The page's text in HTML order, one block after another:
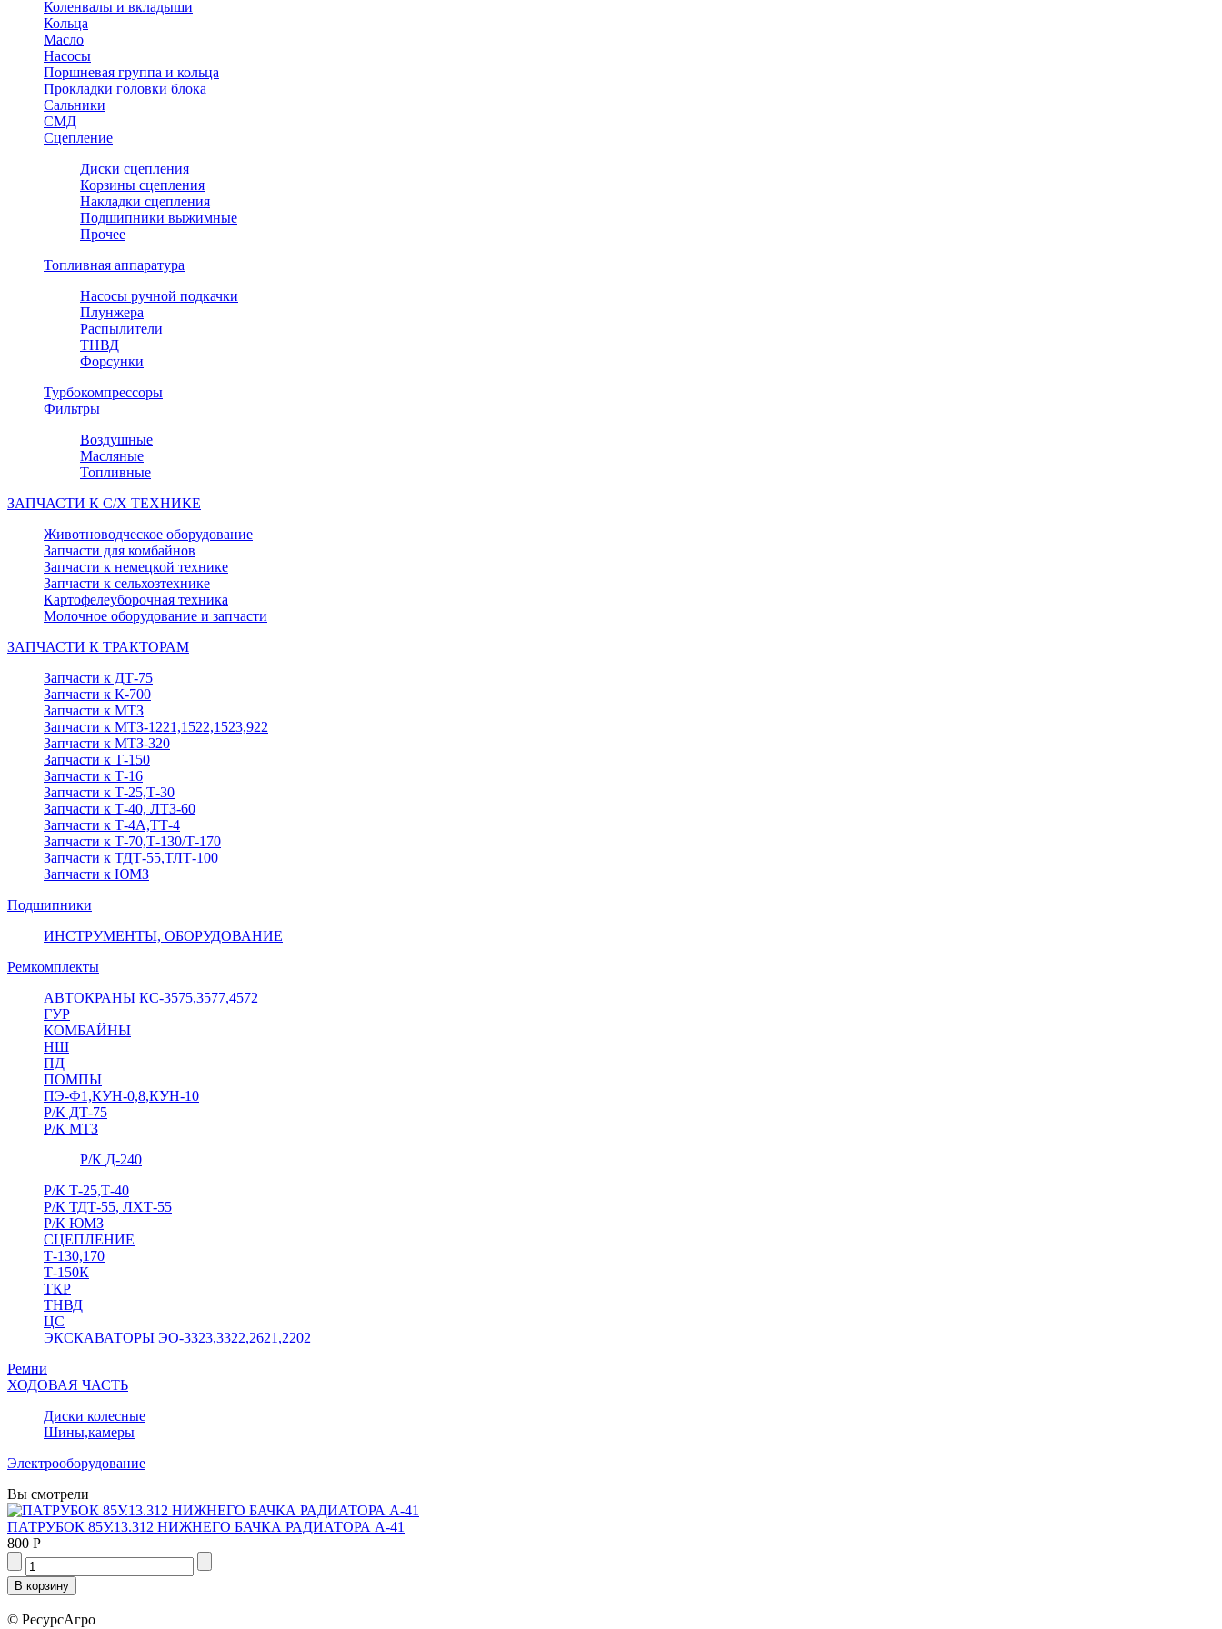
Коленвалы и вкладыши
Кольца
Масло
Насосы
Поршневая группа и кольца
Прокладки головки блока
Сальники
СМД
Сцепление
Диски сцепления
Корзины сцепления
Накладки сцепления
Подшипники выжимные
Прочее
Топливная аппаратура
Насосы ручной подкачки
Плунжера
Распылители
ТНВД
Форсунки
Турбокомпрессоры
Фильтры
Воздушные
Масляные
Топливные
ЗАПЧАСТИ К С/Х ТЕХНИКЕ
Животноводческое оборудование
Запчасти для комбайнов
Запчасти к немецкой технике
Запчасти к сельхозтехнике
Картофелеуборочная техника
Молочное оборудование и запчасти
ЗАПЧАСТИ К ТРАКТОРАМ
Запчасти к ДТ-75
Запчасти к К-700
Запчасти к МТЗ
Запчасти к МТЗ-1221,1522,1523,922
Запчасти к МТЗ-320
Запчасти к Т-150
Запчасти к Т-16
Запчасти к Т-25,Т-30
Запчасти к Т-40, ЛТЗ-60
Запчасти к Т-4А,ТТ-4
Запчасти к Т-70,Т-130/Т-170
Запчасти к ТДТ-55,ТЛТ-100
Запчасти к ЮМЗ
Подшипники
ИНСТРУМЕНТЫ, ОБОРУДОВАНИЕ
Ремкомплекты
АВТОКРАНЫ КС-3575,3577,4572
ГУР
КОМБАЙНЫ
НШ
ПД
ПОМПЫ
ПЭ-Ф1,КУН-0,8,КУН-10
Р/К ДТ-75
Р/К МТЗ
Р/К Д-240
Р/К Т-25,Т-40
Р/К ТДТ-55, ЛХТ-55
Р/К ЮМЗ
СЦЕПЛЕНИЕ
Т-130,170
Т-150К
ТКР
ТНВД
ЦС
ЭКСКАВАТОРЫ ЭО-3323,3322,2621,2202
Ремни
ХОДОВАЯ ЧАСТЬ
Диски колесные
Шины,камеры
Электрооборудование
Вы смотрели
ПАТРУБОК 85У.13.312 НИЖНЕГО БАЧКА РАДИАТОРА А-41
800 Р
© РесурсАгро